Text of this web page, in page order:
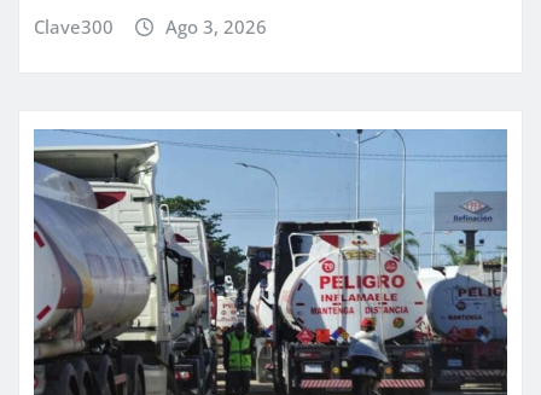
Clave300 Ago 3, 2026